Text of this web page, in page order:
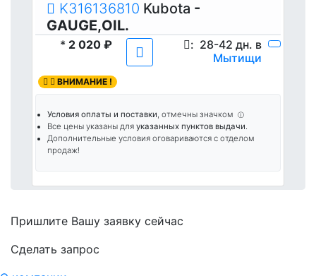
K316136810 Kubota -
GAUGE,OIL.
* 2 020 ₽ : 28-42 дн. в
Мытищи
ВНИМАНИЕ !
Условия оплаты и поставки, отмечны значком ⓘ
Все цены указаны для указанных пунктов выдачи.
Дополнительные условия оговариваются с отделом
продаж!
Пришлите Вашу заявку сейчас
Cделать запрос